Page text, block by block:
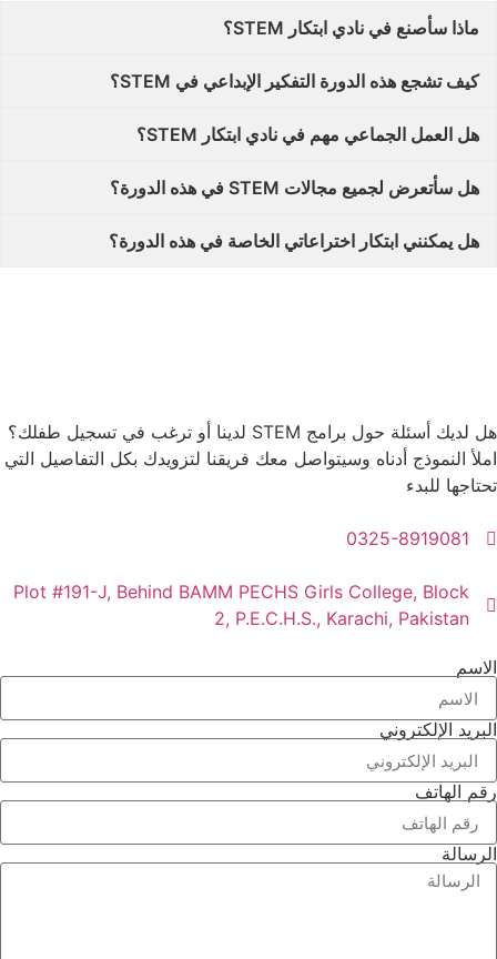
ماذا سأصنع في نادي ابتكار STEM؟
كيف تشجع هذه الدورة التفكير الإبداعي في STEM؟
هل العمل الجماعي مهم في نادي ابتكار STEM؟
هل سأتعرض لجميع مجالات STEM في هذه الدورة؟
هل يمكنني ابتكار اختراعاتي الخاصة في هذه الدورة؟
هل لديك أسئلة حول برامج STEM لدينا أو ترغب في تسجيل طفلك؟
املأ النموذج أدناه وسيتواصل معك فريقنا لتزويدك بكل التفاصيل التي
تحتاجها للبدء
0325-8919081
Plot #191-J, Behind BAMM PECHS Girls College, Block
2, P.E.C.H.S., Karachi, Pakistan
الاسم
البريد الإلكتروني
رقم الهاتف
الرسالة